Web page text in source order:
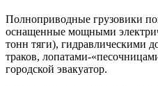
Полноприводные грузовики
оснащенные мощными
тонн тяги), гидравлическими
траков, лопатами-
городской эвакуатор.